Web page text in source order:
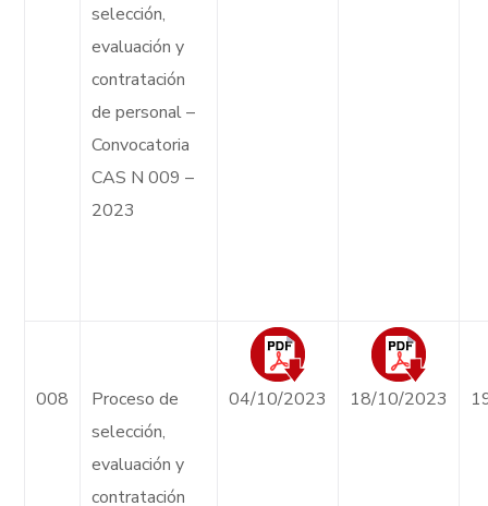
selección,
evaluación y
contratación
de personal –
Convocatoria
CAS N 009 –
2023
008
Proceso de
selección,
evaluación y
contratación
04/10/2023 18/10/2023